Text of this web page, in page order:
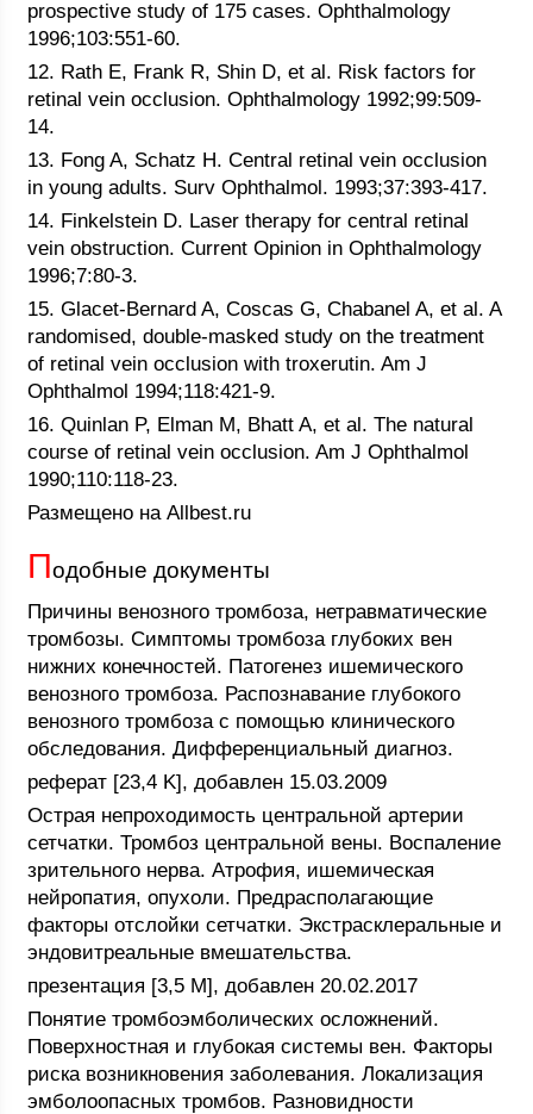
prospective study of 175 cases. Ophthalmology
1996;103:551-60.
12. Rath E, Frank R, Shin D, et al. Risk factors for
retinal vein occlusion. Ophthalmology 1992;99:509-
14.
13. Fong A, Schatz H. Central retinal vein occlusion
in young adults. Surv Ophthalmol. 1993;37:393-417.
14. Finkelstein D. Laser therapy for central retinal
vein obstruction. Current Opinion in Ophthalmology
1996;7:80-3.
15. Glacet-Bernard A, Coscas G, Chabanel A, et al. A
randomised, double-masked study on the treatment
of retinal vein occlusion with troxerutin. Am J
Ophthalmol 1994;118:421-9.
16. Quinlan P, Elman M, Bhatt A, et al. The natural
course of retinal vein occlusion. Am J Ophthalmol
1990;110:118-23.
Размещено на Allbest.ru
Подобные документы
Причины венозного тромбоза, нетравматические
тромбозы. Симптомы тромбоза глубоких вен
нижних конечностей. Патогенез ишемического
венозного тромбоза. Распознавание глубокого
венозного тромбоза с помощью клинического
обследования. Дифференциальный диагноз.
реферат [23,4 K], добавлен 15.03.2009
Острая непроходимость центральной артерии
сетчатки. Тромбоз центральной вены. Воспаление
зрительного нерва. Атрофия, ишемическая
нейропатия, опухоли. Предрасполагающие
факторы отслойки сетчатки. Экстрасклеральные и
эндовитреальные вмешательства.
презентация [3,5 M], добавлен 20.02.2017
Понятие тромбоэмболических осложнений.
Поверхностная и глубокая системы вен. Факторы
риска возникновения заболевания. Локализация
эмболоопасных тромбов. Разновидности